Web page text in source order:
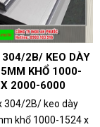
2B/ KEO DÀY
KHỔ 1000-
2000-6000
304/2B/ keo dày
khổ 1000-1524 x